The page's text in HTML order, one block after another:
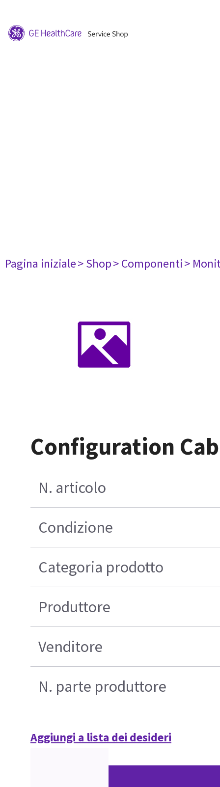
Pagina iniziale> Shop> Componenti>
Configuration
N. articolo
Condizione
Categoria prodotto
Produttore
Venditore
N. parte produttore
Aggiungi a lista dei desideri